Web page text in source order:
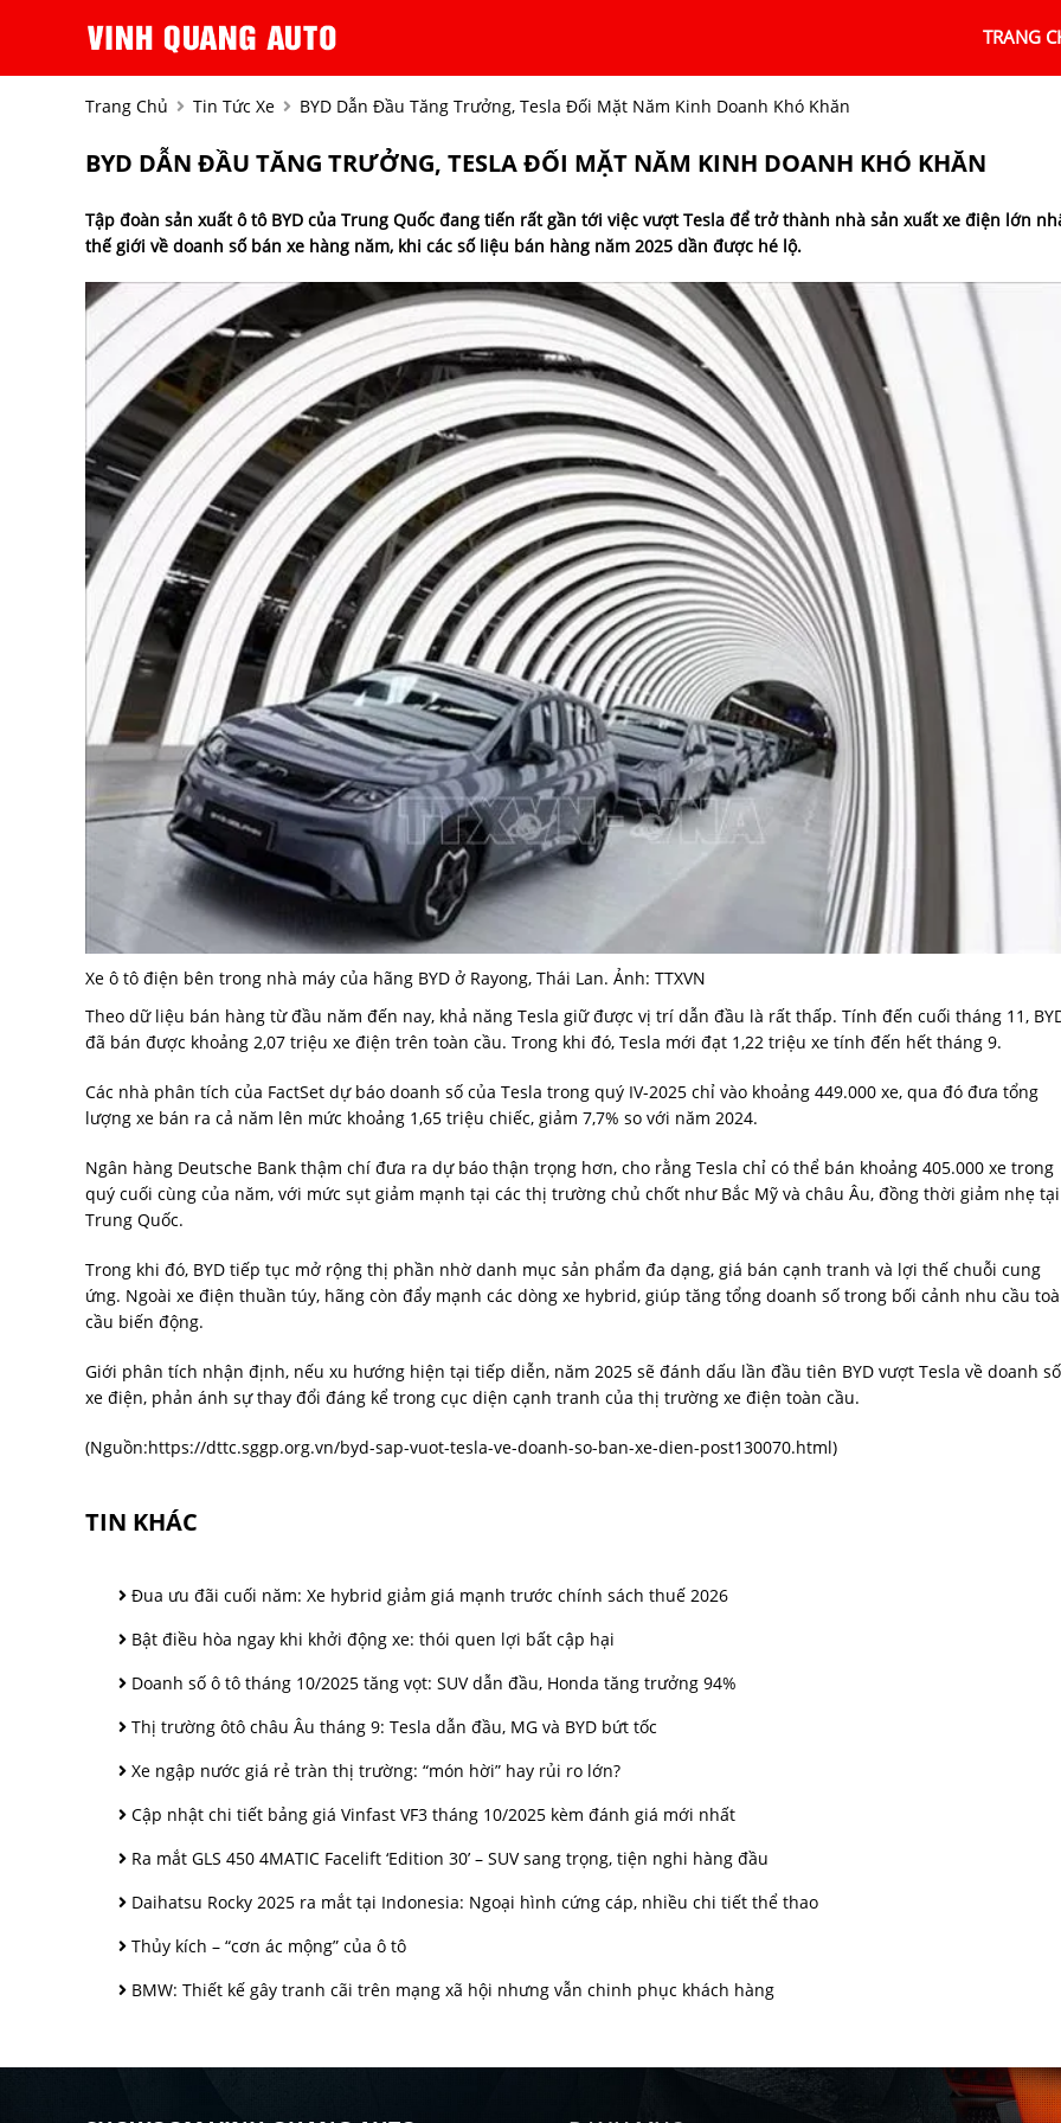
TRANG
Trang Chủ Tin Tức Xe BYD Dẫn Đầu Tăng Trưởng, Tesla Đối Mặt Năm Kinh Doanh Khó Khăn
BYD DẪN ĐẦU TĂNG TRƯỞNG, TESLA ĐỐI MẶT NĂM KINH DOANH KHÓ KHĂN
Tập đoàn sản xuất ô tô BYD của Trung Quốc đang tiến rất gần tới việc vượt Tesla để trở thành nhà sản xuất xe điện lớn
thế giới về doanh số bán xe hàng năm, khi các số liệu bán hàng năm 2025 dần được hé lộ.
Xe ô tô điện bên trong nhà máy của hãng BYD ở Rayong, Thái Lan. Ảnh: TTXVN
Theo dữ liệu bán hàng từ đầu năm đến nay, khả năng Tesla giữ được vị trí dẫn đầu là rất thấp. Tính đến cuối tháng 11,
đã bán được khoảng 2,07 triệu xe điện trên toàn cầu. Trong khi đó, Tesla mới đạt 1,22 triệu xe tính đến hết tháng 9.
Các nhà phân tích của FactSet dự báo doanh số của Tesla trong quý IV-2025 chỉ vào khoảng 449.000 xe, qua đó đưa tổng
lượng xe bán ra cả năm lên mức khoảng 1,65 triệu chiếc, giảm 7,7% so với năm 2024.
Ngân hàng Deutsche Bank thậm chí đưa ra dự báo thận trọng hơn, cho rằng Tesla chỉ có thể bán khoảng 405.000 xe trong
quý cuối cùng của năm, với mức sụt giảm mạnh tại các thị trường chủ chốt như Bắc Mỹ và châu Âu, đồng thời giảm nhẹ tại
Trung Quốc.
Trong khi đó, BYD tiếp tục mở rộng thị phần nhờ danh mục sản phẩm đa dạng, giá bán cạnh tranh và lợi thế chuỗi cung
ứng. Ngoài xe điện thuần túy, hãng còn đẩy mạnh các dòng xe hybrid, giúp tăng tổng doanh số trong bối cảnh nhu cầu
cầu biến động.
Giới phân tích nhận định, nếu xu hướng hiện tại tiếp diễn, năm 2025 sẽ đánh dấu lần đầu tiên BYD vượt Tesla về doanh số
xe điện, phản ánh sự thay đổi đáng kể trong cục diện cạnh tranh của thị trường xe điện toàn cầu.
(Nguồn:https://dttc.sggp.org.vn/byd-sap-vuot-tesla-ve-doanh-so-ban-xe-dien-post130070.html)
TIN KHÁC
Đua ưu đãi cuối năm: Xe hybrid giảm giá mạnh trước chính sách thuế 2026
Bật điều hòa ngay khi khởi động xe: thói quen lợi bất cập hại
Doanh số ô tô tháng 10/2025 tăng vọt: SUV dẫn đầu, Honda tăng trưởng 94%
Thị trường ôtô châu Âu tháng 9: Tesla dẫn đầu, MG và BYD bứt tốc
Xe ngập nước giá rẻ tràn thị trường: “món hời” hay rủi ro lớn?
Cập nhật chi tiết bảng giá Vinfast VF3 tháng 10/2025 kèm đánh giá mới nhất
Ra mắt GLS 450 4MATIC Facelift ‘Edition 30’ – SUV sang trọng, tiện nghi hàng đầu
Daihatsu Rocky 2025 ra mắt tại Indonesia: Ngoại hình cứng cáp, nhiều chi tiết thể thao
Thủy kích – “cơn ác mộng” của ô tô
BMW: Thiết kế gây tranh cãi trên mạng xã hội nhưng vẫn chinh phục khách hàng